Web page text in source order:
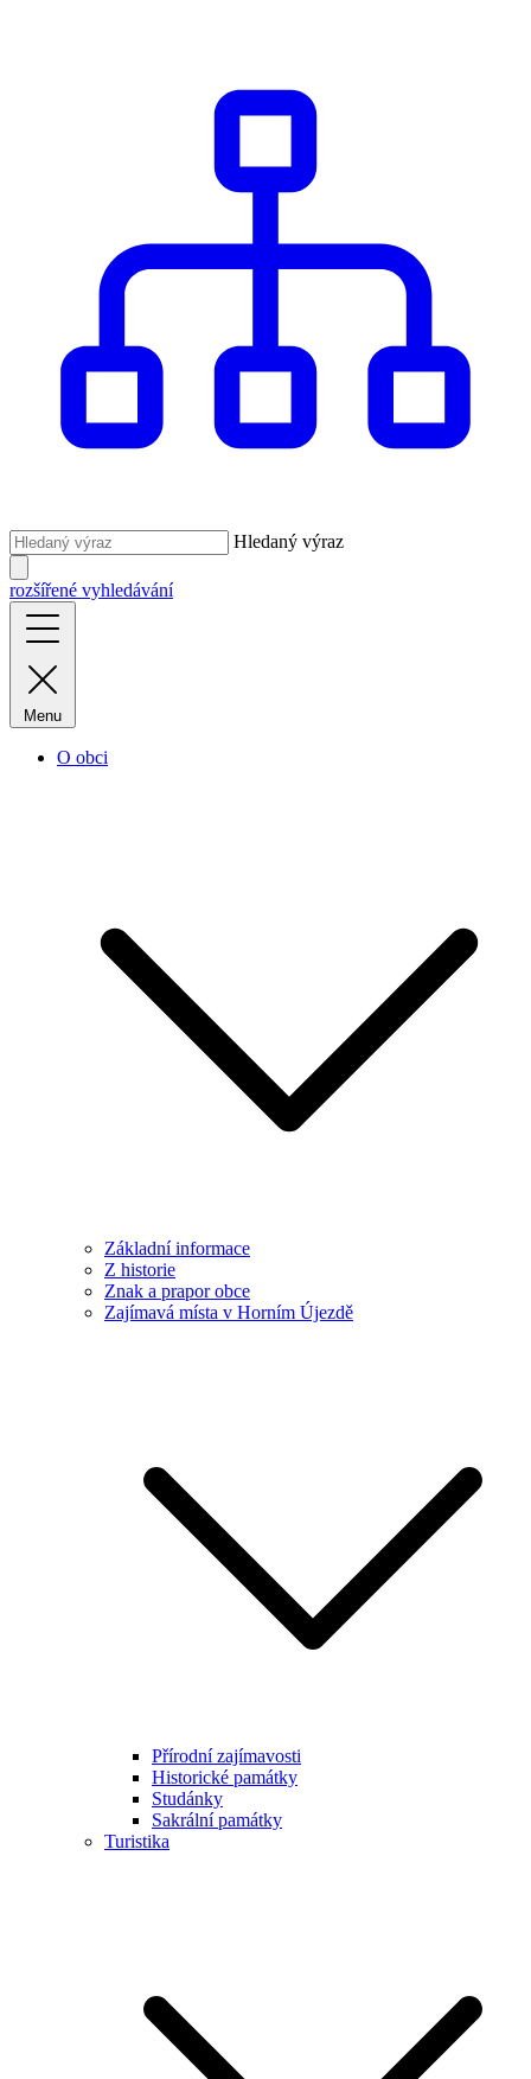
Hledaný výraz
rozšířené vyhledávání
Menu
O obci
Základní informace
Z historie
Znak a prapor obce
Zajímavá místa v Horním Újezdě
Přírodní zajímavosti
Historické památky
Studánky
Sakrální památky
Turistika